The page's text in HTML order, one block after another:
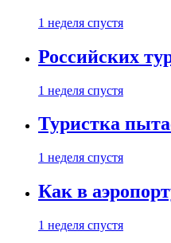
1 неделя спустя
Российских
1 неделя спустя
Туристка
1 неделя спустя
Как в
1 неделя спустя